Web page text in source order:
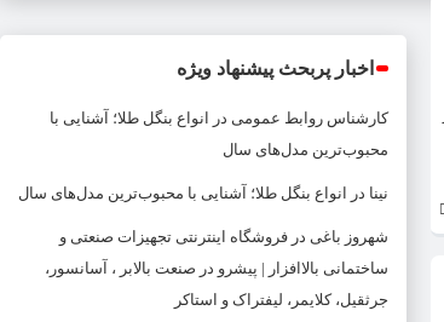
اخبار پربحث پیشنهاد ویژه
کارشناس روابط عمومی در
انواع بنگل طلا؛ آشنایی با
محبوب‌ترین مدل‌های سال
نینا در انواع بنگل طلا؛ آشنایی با محبوب‌ترین مدل‌های سال
شهروز باغی در فروشگاه اینترنتی تجهیزات صنعتی و
ساختمانی بالاافزار | پیشرو در صنعت بالابر ، آسانسور،
جرثقیل، کلایمر، لیفتراک و استاکر